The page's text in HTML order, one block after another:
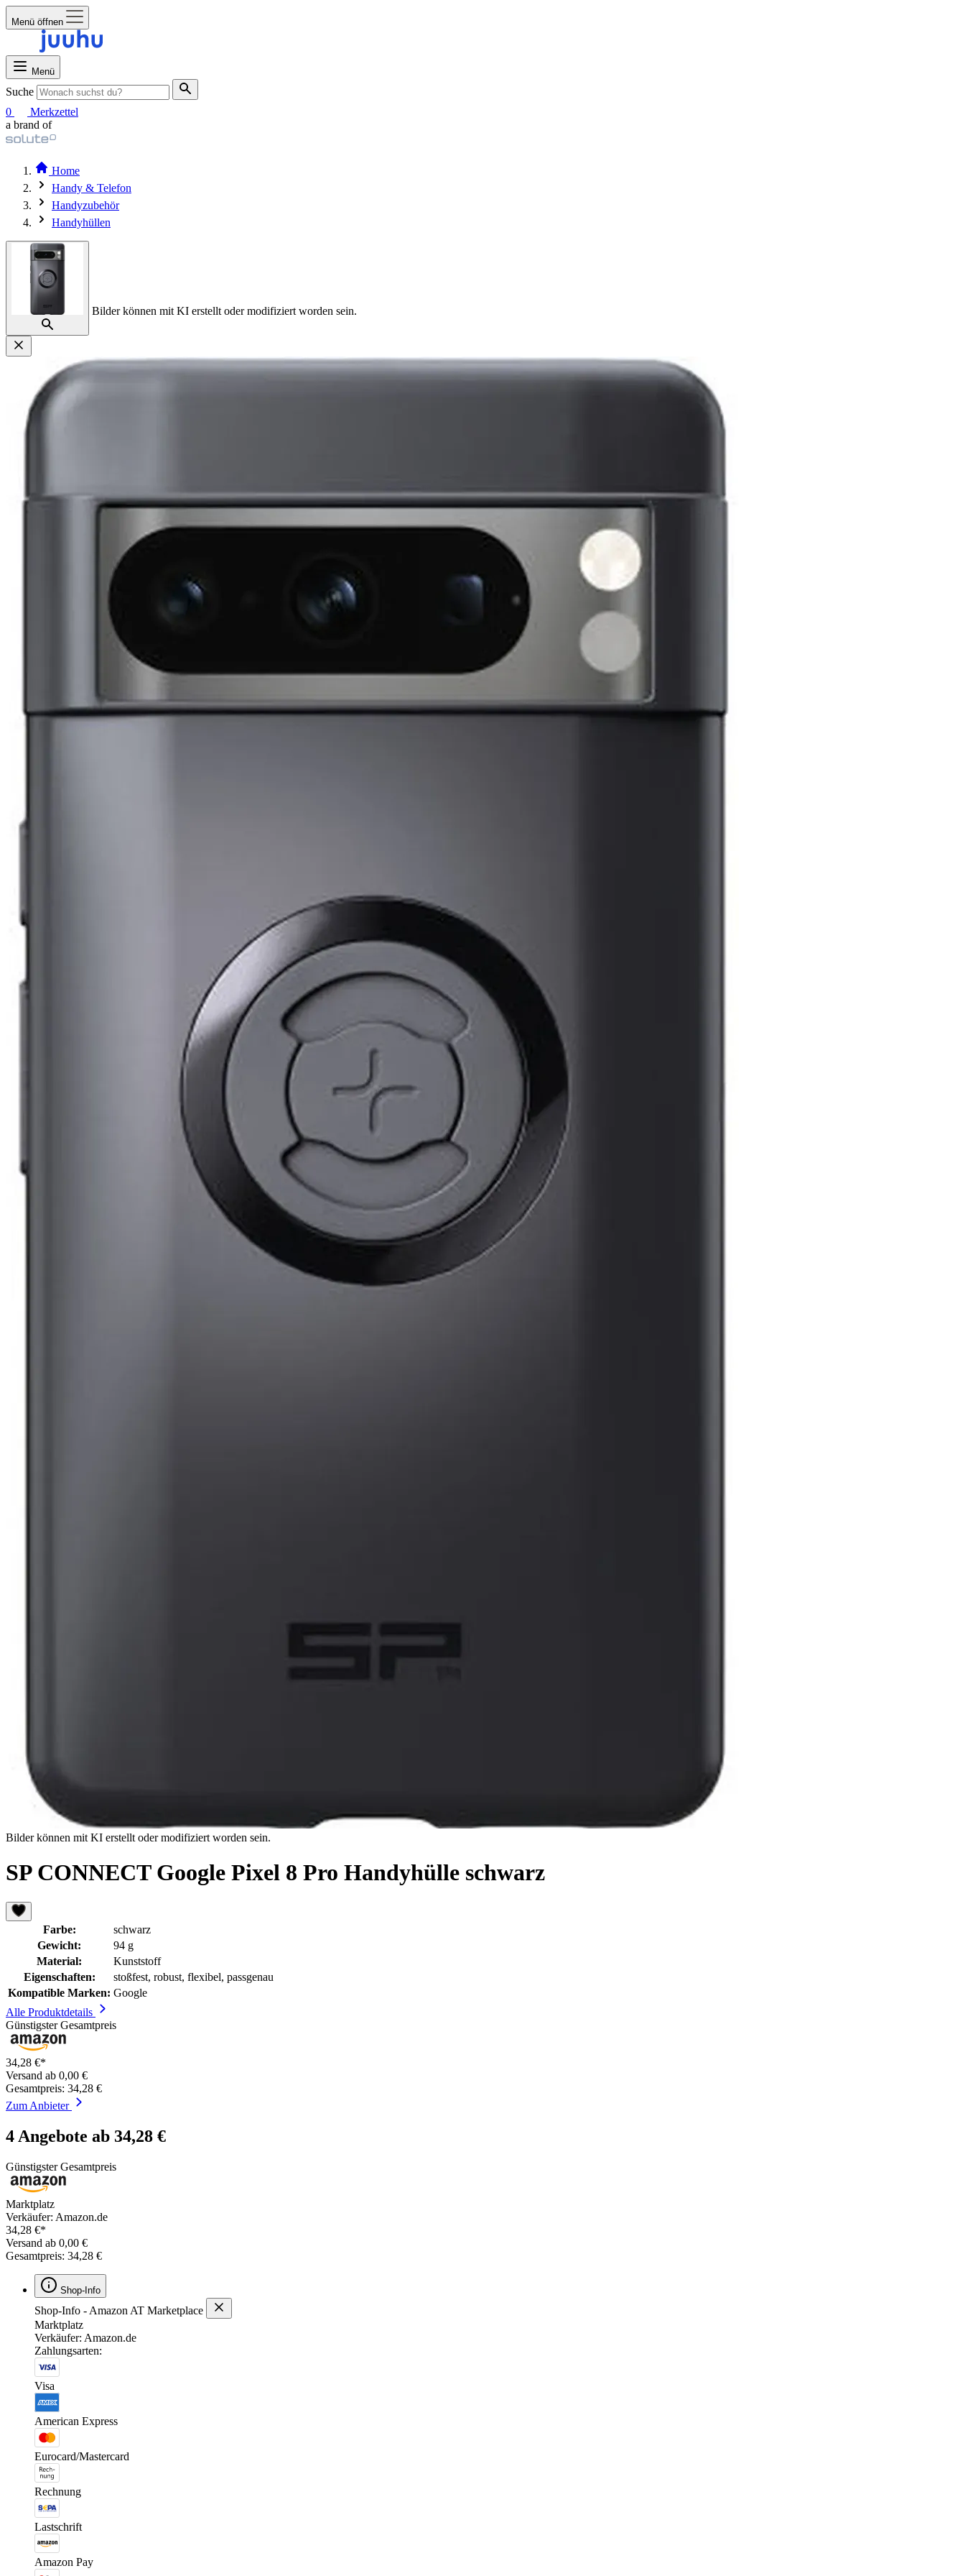
Menü öffnen
Menü
Suche
0
Merkzettel
a brand of
Home
Handy & Telefon
Handyzubehör
Handyhüllen
Bilder können mit KI erstellt oder modifiziert worden sein.
Bilder können mit KI erstellt oder modifiziert worden sein.
SP CONNECT Google Pixel 8 Pro Handyhülle schwarz
Farbe:
schwarz
Gewicht:
94 g
Material:
Kunststoff
Eigenschaften:
stoßfest, robust, flexibel, passgenau
Kompatible Marken: Google
Alle Produktdetails
Günstigster Gesamtpreis
34,28 €*
Versand ab 0,00 €
Gesamtpreis: 34,28 €
Zum Anbieter
4 Angebote ab 34,28 €
Günstigster Gesamtpreis
Marktplatz
Verkäufer: Amazon.de
34,28 €*
Versand ab 0,00 €
Gesamtpreis: 34,28 €
Shop-Info
Shop-Info - Amazon AT Marketplace
Marktplatz
Verkäufer: Amazon.de
Zahlungsarten:
Visa
American Express
Eurocard/Mastercard
Rechnung
Lastschrift
Amazon Pay